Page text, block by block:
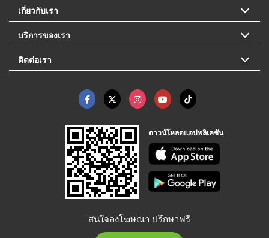
เกี่ยวกับเรา
บริการของเรา
ติดต่อเรา
ดาวน์โหลดแอปพลิเคชัน
สนใจลงโฆษณา ปรึกษาฟรี